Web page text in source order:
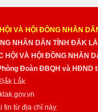
VÀ HỘI ĐỒNG NHÂN
NHÂN DÂN TỈNH ĐẮK
VÀ HỘI ĐỒNG NHÂN
Đoàn ĐBQH và HĐND
Lắk
tin từ địa chỉ này.